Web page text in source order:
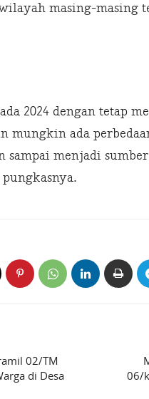
masing-masing
2024 dengan tetap
mungkin ada
sampai menjadi
02/TM
di Desa
06/